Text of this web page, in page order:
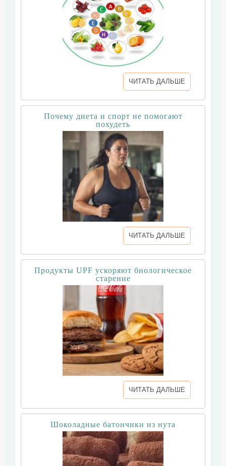
ЧИТАТЬ ДАЛЬШЕ
Почему диета и спорт не помогают
похудеть
ЧИТАТЬ ДАЛЬШЕ
Продукты UPF ускоряют биологическое
старение
ЧИТАТЬ ДАЛЬШЕ
Шоколадные батончики из нута